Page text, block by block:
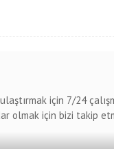
için 7/24
olmak için bizi takip